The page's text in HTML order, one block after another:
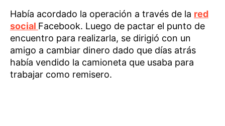
Había acordado la operación a través de la red
social Facebook. Luego de pactar el punto de
encuentro para realizarla, se dirigió con un
amigo a cambiar dinero dado que días atrás
había vendido la camioneta que usaba para
trabajar como remisero.